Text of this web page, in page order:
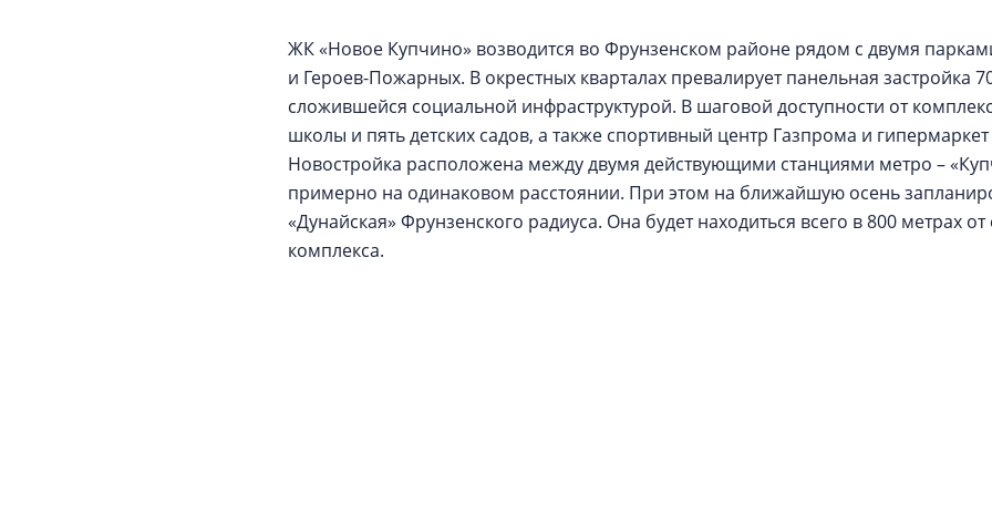
ЖК «Новое Купчино» возводится во Фрунзенском районе рядом с двумя
и Героев-Пожарных. В окрестных кварталах превалирует панельная застройка
сложившейся социальной инфраструктурой. В шаговой доступности от
школы и пять детских садов, а также спортивный центр Газпрома и
Новостройка расположена между двумя действующими станциями метро –
примерно на одинаковом расстоянии. При этом на ближайшую осень
«Дунайская» Фрунзенского радиуса. Она будет находиться всего в 800 метрах
комплекса.